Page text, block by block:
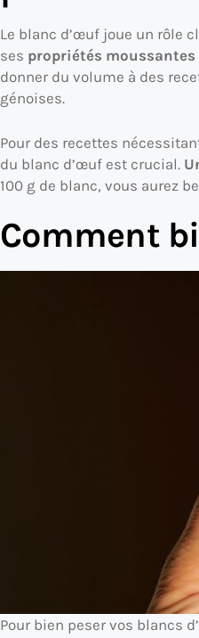
Le blanc d’œuf joue un rôle
ses propriétés
donner du volume à des
génoises.
Pour des recettes
du blanc d’œuf est crucial.
100 g de blanc, vous aurez
Comment
Pour bien peser vos blancs